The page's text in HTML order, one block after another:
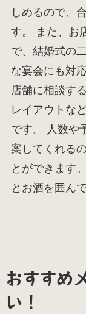
しめるので、
す。 また、お
で、結婚式の
な宴会にも対
店舗に相談す
レイアウトな
です。 人数や
案してくれる
とができます
とお酒を囲ん
おすすめ
い！